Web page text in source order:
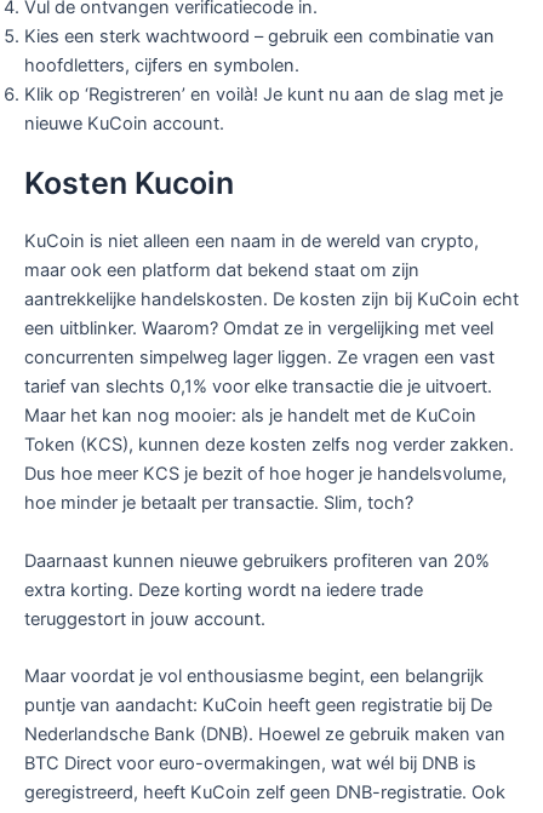
Vul de ontvangen verificatiecode in.
Kies een sterk wachtwoord – gebruik een combinatie van
hoofdletters, cijfers en symbolen.
Klik op ‘Registreren’ en voilà! Je kunt nu aan de slag met je
nieuwe KuCoin account.
Kosten Kucoin
KuCoin is niet alleen een naam in de wereld van crypto,
maar ook een platform dat bekend staat om zijn
aantrekkelijke handelskosten. De kosten zijn bij KuCoin echt
een uitblinker. Waarom? Omdat ze in vergelijking met veel
concurrenten simpelweg lager liggen. Ze vragen een vast
tarief van slechts 0,1% voor elke transactie die je uitvoert.
Maar het kan nog mooier: als je handelt met de KuCoin
Token (KCS), kunnen deze kosten zelfs nog verder zakken.
Dus hoe meer KCS je bezit of hoe hoger je handelsvolume,
hoe minder je betaalt per transactie. Slim, toch?
Daarnaast kunnen nieuwe gebruikers profiteren van 20%
extra korting. Deze korting wordt na iedere trade
teruggestort in jouw account.
Maar voordat je vol enthousiasme begint, een belangrijk
puntje van aandacht: KuCoin heeft geen registratie bij De
Nederlandsche Bank (DNB). Hoewel ze gebruik maken van
BTC Direct voor euro-overmakingen, wat wél bij DNB is
geregistreerd, heeft KuCoin zelf geen DNB-registratie. Ook